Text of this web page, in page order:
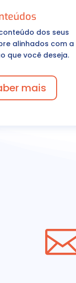
dos seus
alinhados com a
que você deseja.
mais